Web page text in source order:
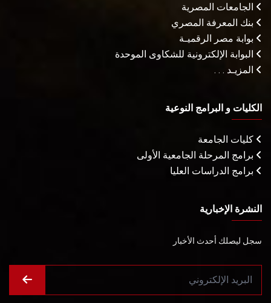
الجامعات المصرية
بنك المعرفة المصري
بوابة مصر الرقميـة
البوابة الإلكترونية للشكاوى الموحدة
المزيـد . . .
الكليات و البرامج النوعية
كليات الجامعة
برامج المرحلة الجامعية الأولى
برامج الدراسات العليا
النشرة الإخبارية
سجل ليصلك أحدث الأخبار